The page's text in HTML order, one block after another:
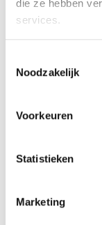
die ze hebben
services.
Noodzakelijk
Voorkeuren
Statistieken
Marketing
Opvouwbare
Vanaf:€21,95